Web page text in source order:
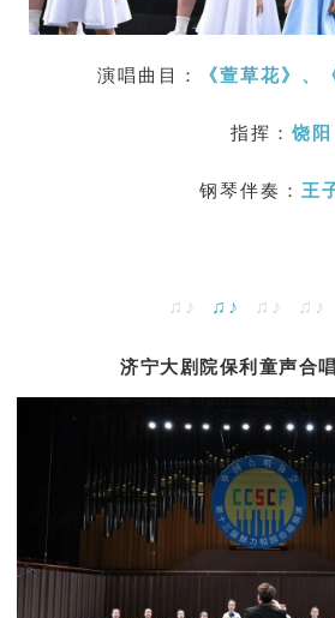
演唱曲目： 《萱草花》、
指挥： 饶阳
钢琴伴奏： 王
♫♪ ♫♪ ♫♪ ♫♪
济宁大剧院保利童声合